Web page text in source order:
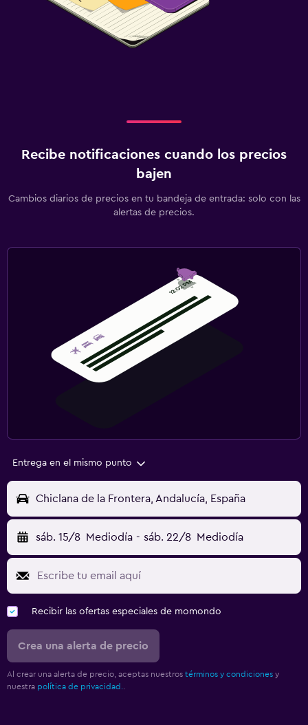
Recibe notificaciones cuando los precios
bajen
Cambios diarios de precios en tu bandeja de entrada: solo con las
alertas de precios.
Entrega en el mismo punto
Chiclana de la Frontera, Andalucía, España
sáb. 15/8 Mediodía - sáb. 22/8 Mediodía
Recibir las ofertas especiales de momondo
Crea una alerta de precio
Al crear una alerta de precio, aceptas nuestros términos y condiciones y
nuestra política de privacidad..